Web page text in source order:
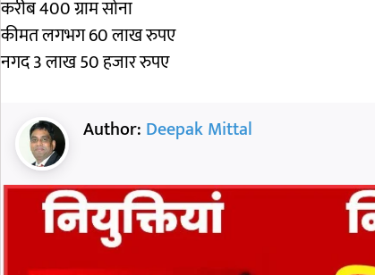
करीब 400 ग्राम सोना
कीमत लगभग 60 लाख रुपए
नगद 3 लाख 50 हजार रुपए
Author: Deepak Mittal